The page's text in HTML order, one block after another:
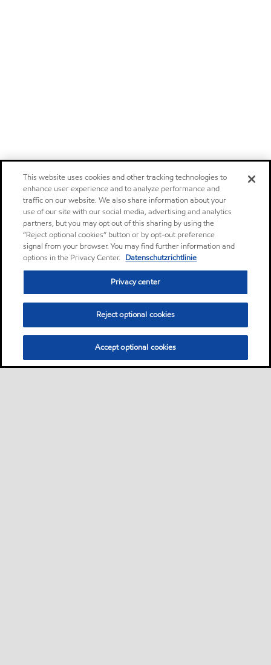
This website uses cookies and other tracking technologies to
enhance user experience and to analyze performance and
traffic on our website. We also share information about your
use of our site with our social media, advertising and analytics
partners, but you may opt out of this sharing by using the
“Reject optional cookies” button or by opt-out preference
signal from your browser. You may find further information and
options in the Privacy Center. Datenschutzrichtlinie
Privacy center
Reject optional cookies
Accept optional cookies